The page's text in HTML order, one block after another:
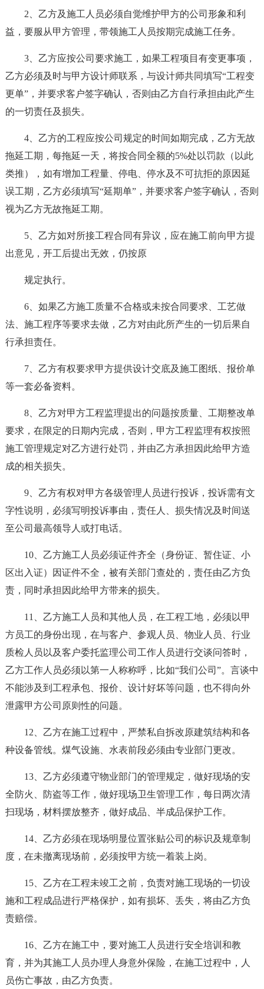
2、乙方及施工人员必须自觉维护甲方的公司形象和利
益，要服从甲方管理，带领施工人员按期完成施工任务。
3、乙方应按公司要求施工，如果工程项目有变更事项，
乙方必须及时与甲方设计师联系，与设计师共同填写“工程变
更单”，并要求客户签字确认，否则由乙方自行承担由此产生
的一切责任及损失。
4、乙方的工程应按公司规定的时间如期完成，乙方无故
拖延工期，每拖延一天，将按合同全额的5%处以罚款（以此
类推），如有增加工程量、停电、停水及不可抗拒的原因延
误工期，乙方必须填写“延期单”，并要求客户签字确认，否则
视为乙方无故拖延工期。
5、乙方如对所接工程合同有异议，应在施工前向甲方提
出意见，开工后提出无效，仍按原
规定执行。
6、如果乙方施工质量不合格或未按合同要求、工艺做
法、施工程序等要求去做，乙方对由此所产生的一切后果自
行承担责任。
7、乙方有权要求甲方提供设计交底及施工图纸、报价单
等一套必备资料。
8、乙方对甲方工程监理提出的问题按质量、工期整改单
要求，在限定的日期内完成，否则，甲方工程监理有权按照
施工管理规定对乙方进行处罚，并由乙方承担因此给甲方造
成的相关损失。
9、乙方有权对甲方各级管理人员进行投诉，投诉需有文
字性说明，必须写明投诉事由，责任人、损失情况及时间送
至公司最高领导人或打电话。
10、乙方施工人员必须证件齐全（身份证、暂住证、小
区出入证）因证件不全，被有关部门查处的，责任由乙方负
责，同时承担因此给甲方带来的损失。
11、乙方施工人员和其他人员，在工程工地，必须以甲
方员工的身份出现，在与客户、参观人员、物业人员、行业
质检人员以及客户委托监理公司工作人员进行交谈问答时，
乙方工作人员必须以第一人称称呼，比如“我们公司”。言谈中
不能涉及到工程承包、报价、设计好坏等问题，也不得向外
泄露甲方公司原则性的问题。
12、乙方在施工过程中，严禁私自拆改原建筑结构和各
种设备管线。煤气设施、水表前段必须由专业部门更改。
13、乙方必须遵守物业部门的管理规定，做好现场的安
全防火、防盗等工作，做好现场卫生管理工作，每日两次清
扫现场，材料摆放整齐，做好成品、半成品保护工作。
14、乙方必须在现场明显位置张贴公司的标识及规章制
度，在未撤离现场前，必须按甲方统一着装上岗。
15、乙方在工程未竣工之前，负责对施工现场的一切设
施和工程成品进行严格保护，如有损坏、丢失，将由乙方负
责赔偿。
16、乙方在施工中，要对施工人员进行安全培训和教
育，并为其施工人员办理人身意外保险，在施工过程中，人
员伤亡事故，由乙方负责。